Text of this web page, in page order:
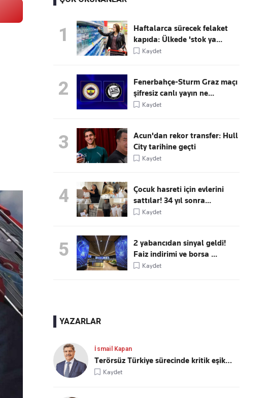
Kaçırmayın
Ücretsiz üye olun, gündemi
1
Haftalarca sürecek felaket
kapıda: Ülkede 'stok ya...
Kaydet
2
Fenerbahçe-Sturm Graz maçı
şifresiz canlı yayın ne...
Kaydet
3
Acun'dan rekor transfer: Hull
City tarihine geçti
Kaydet
4
Çocuk hasreti için evlerini
sattılar! 34 yıl sonra...
Kaydet
5
2 yabancıdan sinyal geldi!
Faiz indirimi ve borsa ...
Kaydet
YAZARLAR
İsmail Kapan
Terörsüz Türkiye sürecinde kritik eşik…
Kaydet